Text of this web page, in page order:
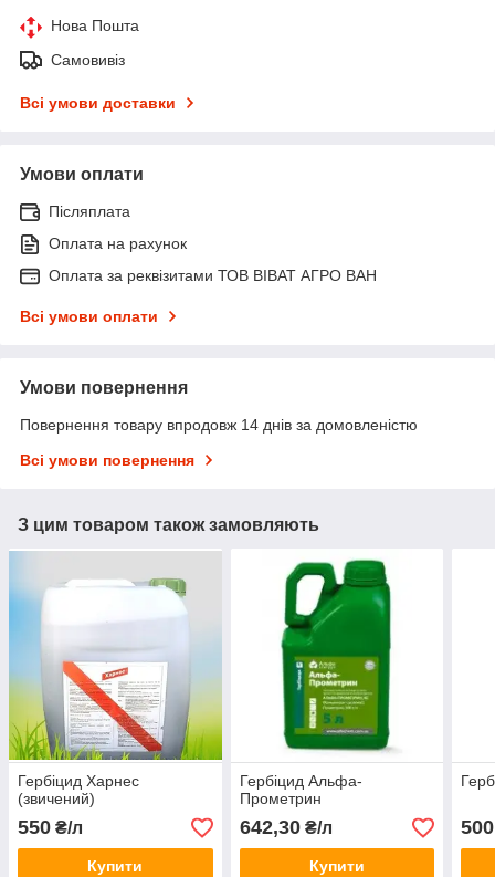
Нова Пошта
Самовивіз
Всі умови доставки
Умови оплати
Післяплата
Оплата на рахунок
Оплата за реквізитами ТОВ ВІВАТ АГРО ВАН
Всі умови оплати
Умови повернення
Повернення товару впродовж 14 днів за домовленістю
Всі умови повернення
З цим товаром також замовляють
Гербіцид Харнес
(звичений)
550 ₴/л
Купити
Гербіцид Альфа-
Прометрин
642,30₴/л
Купити
500